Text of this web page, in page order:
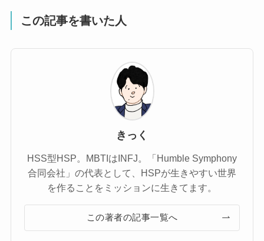
この記事を書いた人
きっく
HSS型HSP。MBTIはINFJ。「Humble Symphony
合同会社」の代表として、HSPが生きやすい世界
を作ることをミッションに生きてます。
この著者の記事一覧へ